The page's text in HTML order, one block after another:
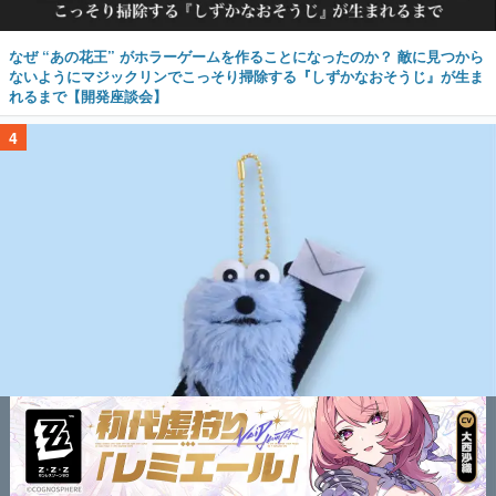
なぜ “あの花王” がホラーゲームを作ることになったのか？ 敵に見つから
ないようにマジックリンでこっそり掃除する『しずかなおそうじ』が生ま
れるまで【開発座談会】
4